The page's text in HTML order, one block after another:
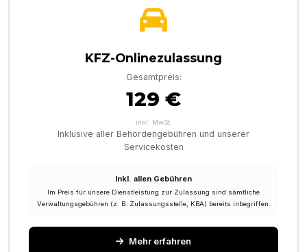
KFZ-Onlinezulassung
Gesamtpreis:
129 €
inkl. MwSt.
Inklusive aller Behördengebühren und unserer
Servicekosten
Inkl. allen Gebühren
Im Preis für unsere Dienstleistung zur Zulassung sind sämtliche
Verwaltungsgebühren (z. B. Zulassungsstelle, KBA) bereits inbegriffen.
Mehr erfahren